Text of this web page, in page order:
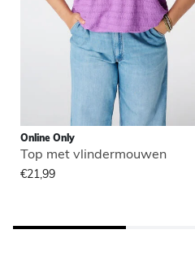
Online Only
Top met vlindermouwen
€21,99